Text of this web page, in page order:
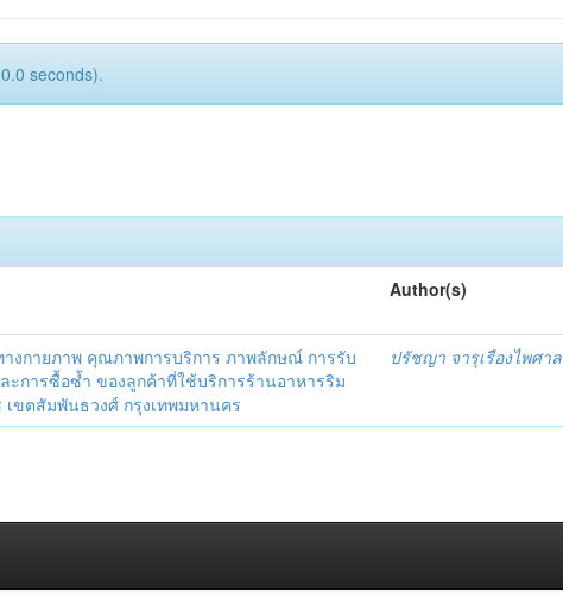
seconds).
Author(s)
งกายภาพ คุณภาพการบริการ ภาพลักษณ์ การรับ
ะการซื้อซ้ำ ของลูกค้าที่ใช้บริการร้านอาหารริม
ขตสัมพันธวงศ์ กรุงเทพมหานคร
ปรัชญา จารุเรืองไพศาล